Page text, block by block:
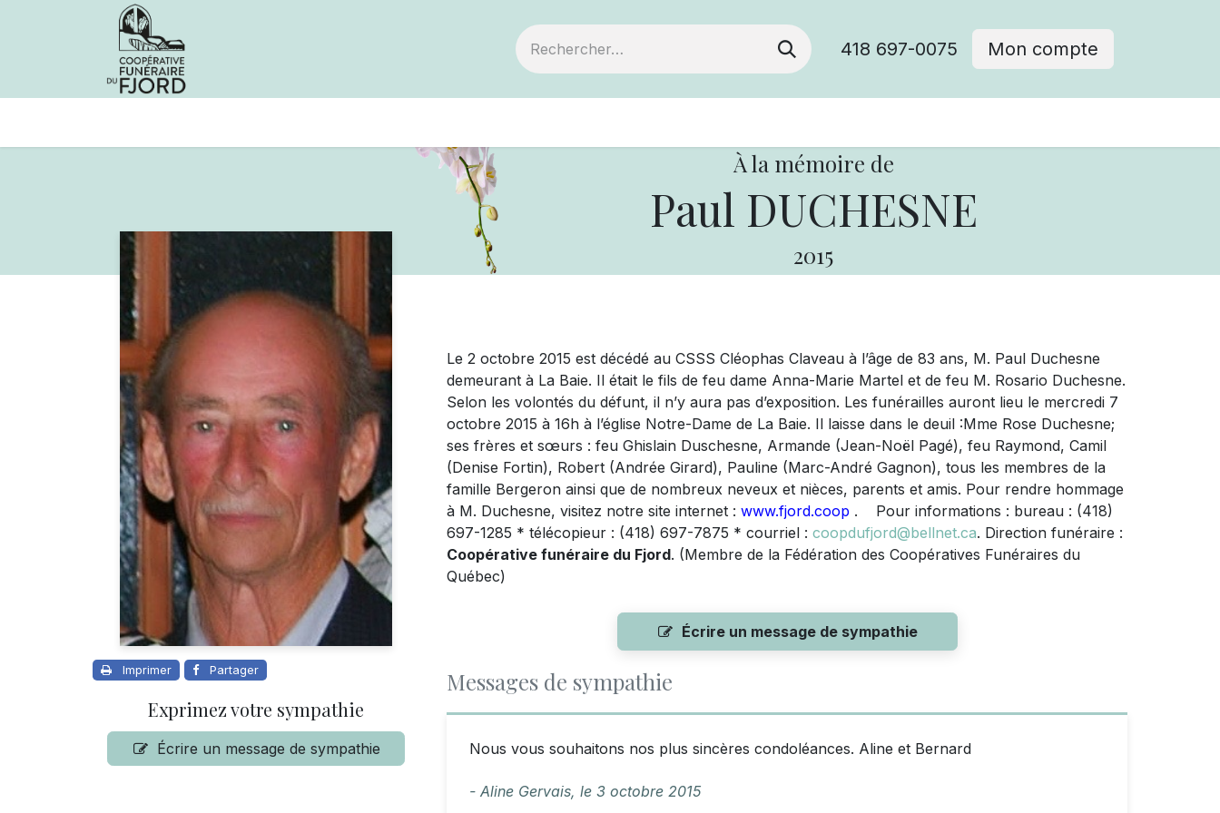
418 697-0075 Mon compte
À la mémoire de
Paul DUCHESNE
2015
Imprimer Partager
Exprimez votre sympathie
Écrire un message de sympathie
Le 2 octobre 2015 est décédé au CSSS Cléophas Claveau à l’âge de 83 ans, M. Paul Duchesne
demeurant à La Baie. Il était le fils de feu dame Anna-Marie Martel et de feu M. Rosario Duchesne.
Selon les volontés du défunt, il n’y aura pas d’exposition. Les funérailles auront lieu le mercredi 7
octobre 2015 à 16h à l’église Notre-Dame de La Baie. Il laisse dans le deuil :Mme Rose Duchesne;
ses frères et sœurs : feu Ghislain Duschesne, Armande (Jean-Noël Pagé), feu Raymond, Camil
(Denise Fortin), Robert (Andrée Girard), Pauline (Marc-André Gagnon), tous les membres de la
famille Bergeron ainsi que de nombreux neveux et nièces, parents et amis. Pour rendre hommage
à M. Duchesne, visitez notre site internet : www.fjord.coop . Pour informations : bureau : (418)
697-1285 * télécopieur : (418) 697-7875 * courriel : coopdufjord@bellnet.ca. Direction funéraire :
Coopérative funéraire du Fjord. (Membre de la Fédération des Coopératives Funéraires du
Québec)
Écrire un message de sympathie
Messages de sympathie
Nous vous souhaitons nos plus sincères condoléances. Aline et Bernard
- Aline Gervais, le 3 octobre 2015